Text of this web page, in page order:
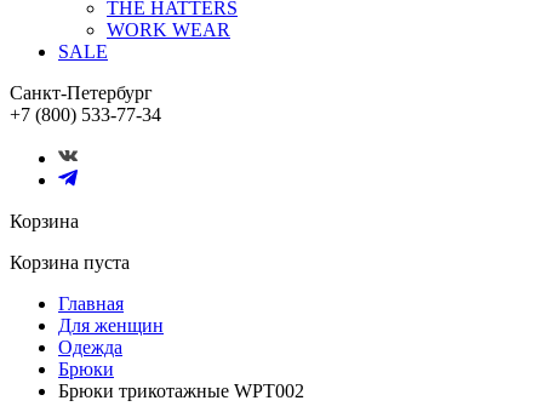
THE HATTERS
WORK WEAR
SALE
Санкт-Петербург
+7 (800) 533-77-34
Корзина
Корзина пуста
Главная
Для женщин
Одежда
Брюки
Брюки трикотажные WPT002